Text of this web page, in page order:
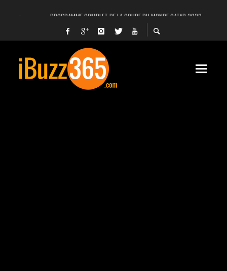
PROGRAMME COMPLET DE LA COUPE DU MONDE QATAR 2022
FACEBOOK, INSTAGRAM ET WHATSAPP HORS SERVICE! EST-CE UNE CYBER-
UNE VIDÉO 4K MONTRE LA PLANÈTE MARS EN ULTRA-HAUTE DÉFINITION
LANCEMENT DU PREMIER VOL HABITÉ DE SPACEX
DÉCÈS DE L’EX-PRÉSIDENT ZINE EL ABIDINE BEN ALI, SERA-T-IL ENTERRÉ EN